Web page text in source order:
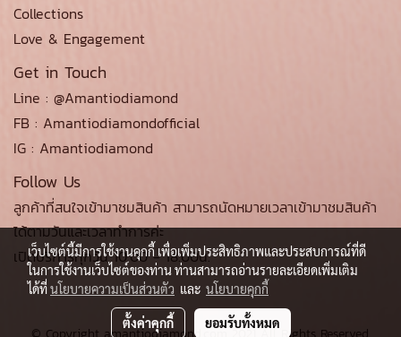
Collections
Love & Engagement
Get in Touch
Line : @Amantiodiamond
FB : Amantiodiamondofficial
IG : Amantiodiamond
Follow Us
ลูกค้าที่สนใจเข้ามาชมสินค้า สามารถนัดหมายเวลาเข้ามาชมสินค้า
ได้ตามวันและเวลาทำการค่ะ
เปิดบริการทุกวัน 10.00 - 18.00น.
เว็บไซต์นี้มีการใช้งานคุกกี้ เพื่อเพิ่มประสิทธิภาพและประสบการณ์ที่ดี
ในการใช้งานเว็บไซต์ของท่าน ท่านสามารถอ่านรายละเอียดเพิ่มเติม
ได้ที่นโยบายความเป็นส่วนตัว และ นโยบายคุกกี้
ตั้งค่าคุกกี้ ยอมรับทั้งหมด